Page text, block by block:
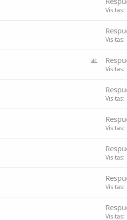
Visitas
Visitas
Visitas
Visitas
Visitas
Visitas
Visitas
Visitas